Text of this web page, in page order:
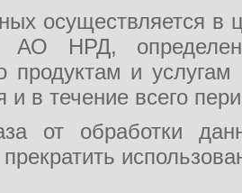
осуществляется в
НРД, определения
продуктам и
и в течение всего
от обработки